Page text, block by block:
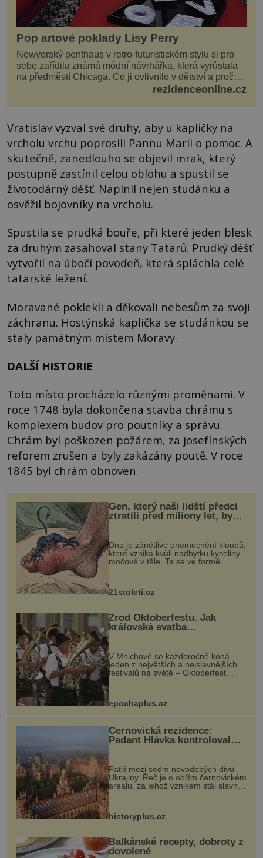
Pop artové poklady Lisy Perry
Newyorský penthaus v retro-futuristickém stylu si pro
sebe zařídila známá módní návrhářka, která vyrůstala
na předměstí Chicaga. Co ji ovlivnilo v dětství a proč
vypadá její domov právě takto? Interié...rezidenceonline.cz
Vratislav vyzval své druhy, aby u kapličky na
vrcholu vrchu poprosili Pannu Marii o pomoc. A
skutečně, zanedlouho se objevil mrak, který
postupně zastínil celou oblohu a spustil se
životodárný déšť. Naplnil nejen studánku a
osvěžil bojovníky na vrcholu.
Spustila se prudká bouře, při které jeden blesk
za druhým zasahoval stany Tatarů. Prudký déšť
vytvořil na úbočí povodeň, která spláchla celé
tatarské ležení.
Moravané poklekli a děkovali nebesům za svoji
záchranu. Hostýnská kaplička se studánkou se
staly památným místem Moravy.
DALŠÍ HISTORIE
Toto místo procházelo různými proměnami. V
roce 1748 byla dokončena stavba chrámu s
komplexem budov pro poutníky a správu.
Chrám byl poškozen požárem, za josefínských
reforem zrušen a byly zakázány poutě. V roce
1845 byl chrám obnoven.
Gen, který naši lidští předci
ztratili před miliony let, by
mohl pomoci s léčbou
„nemoci králů“
Dna je zánětlivé onemocnění kloubů,
které vzniká kvůli nadbytku kyseliny
močové v těle. Ta se ve formě
nohou, a způsobuje bole...
21stoleti.cz
Zrod Oktoberfestu. Jak
královská svatba
odstartovala největší pivní
festival světa
V Mnichově se každoročně koná
jeden z největších a nejslavnějších
festivalů na světě – Oktoberfest.
návštěvníků, kteří si vychutnávají
kultur...
epochaplus.cz
Černovická rezidence:
Pedant Hlávka kontroloval
Patří mezi sedm novodobých divů
Ukrajiny. Řeč je o obřím černovickém
areálu, za jehož vznikem stál slavný
český architekt Josef Hlávka. Ten si
na něm dal mimořádně záležet. Jeho
historyplus.cz
Balkánské recepty, dobroty z
dovolené